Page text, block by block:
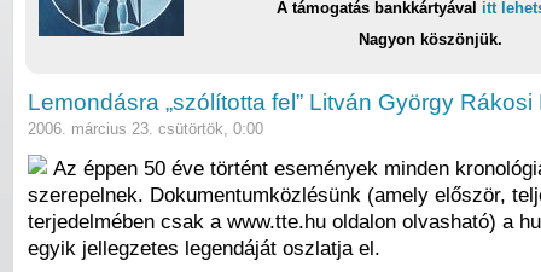
A támogatás bankkártyával itt
Nagyon köszönjük.
Lemondásra „szólította fel” Litván György Rákosi
2006. március 23. csütörtök, 0:00
Az éppen 50 éve történt események minden
szerepelnek. Dokumentumközlésünk (amely először,
terjedelmében csak a www.tte.hu oldalon olvasható) a
egyik jellegzetes legendáját oszlatja el.